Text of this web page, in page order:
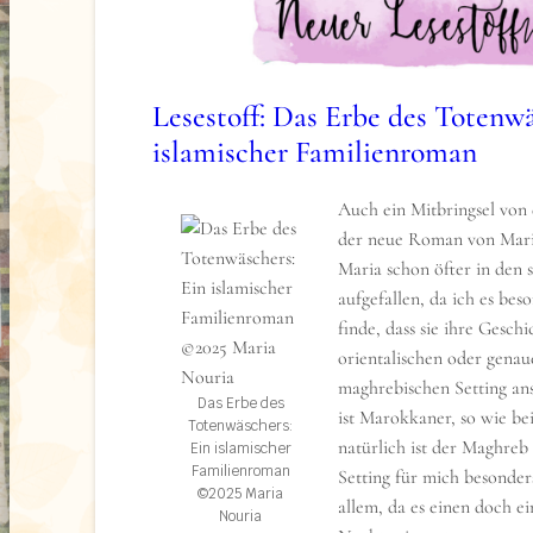
nicht. Gefangen zwischen den ihr vertrauten
und gefährlichen Fragen muss Madeline eine
sie den Mut finden, alle Regeln zu brechen?
Marah Woolf „Eden Control“ ©2026 Marah
View this post on
Lesestoff: Das Erbe des
islamischer Familienroman
Das Erbe des
Totenwäschers:
Ein islamischer
Familienroman
©2025 Maria
Nouria
Auch ein Mitbringsel von
der neue Roman von
Maria schon öfter in den
aufgefallen, da ich es
finde, dass sie ihre
orientalischen oder
maghrebischen Setting
ist Marokkaner, so wie
natürlich ist der Maghreb
Setting für mich
allem, da es einen doch